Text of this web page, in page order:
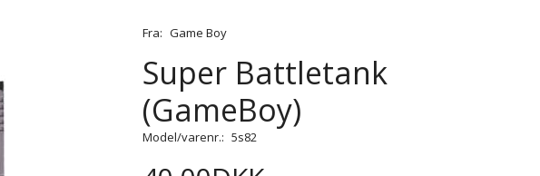
Fra: Game Boy
Super Battletank
(GameBoy)
Model/varenr.: 5s82